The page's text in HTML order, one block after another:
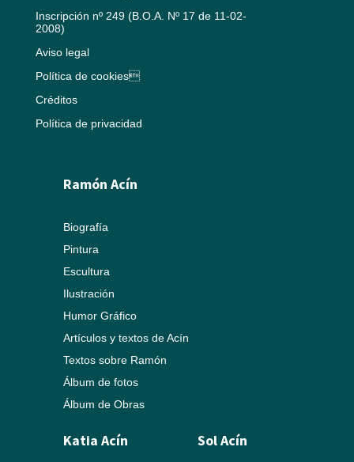
Inscripción nº 249 (B.O.A. Nº 17 de 11-02-
2008)
Aviso legal
Política de cookies
Créditos
Política de privacidad
Ramón Acín
Biografía
Pintura
Escultura
Ilustración
Humor Gráfico
Artículos y textos de Acín
Textos sobre Ramón
Álbum de fotos
Álbum de Obras
Katia Acín Sol Acín